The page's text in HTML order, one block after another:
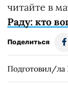
наборе
депутатыпо
Отметим,
"Рейтинг"
поддержать
голосовать